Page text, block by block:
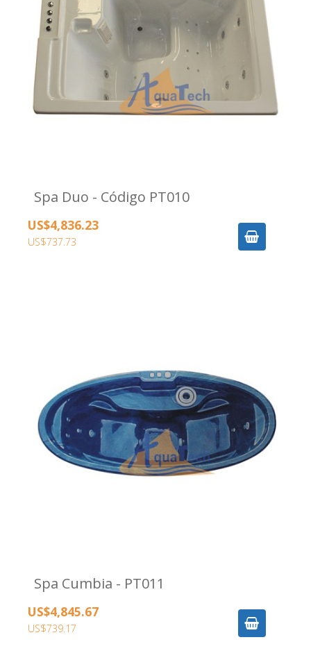
Spa Duo - Código PT010
US$4,836.23
US$737.73
Spa Cumbia - PT011
US$4,845.67
US$739.17